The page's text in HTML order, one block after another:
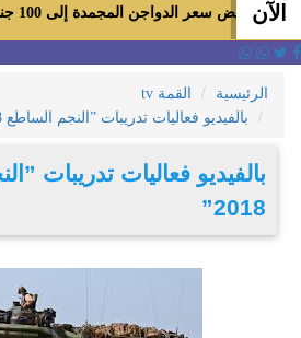
الآن
إلى 100 جنيه للكيلو بالمجمعات الاستهلاكية ومعارض «أهلاً رمضان»
الرئيسية
القمة tv
بالفيديو فعاليات تدريبات ”النجم الساطع 2018”
بالفيديو فعاليات تدريبات
2018”